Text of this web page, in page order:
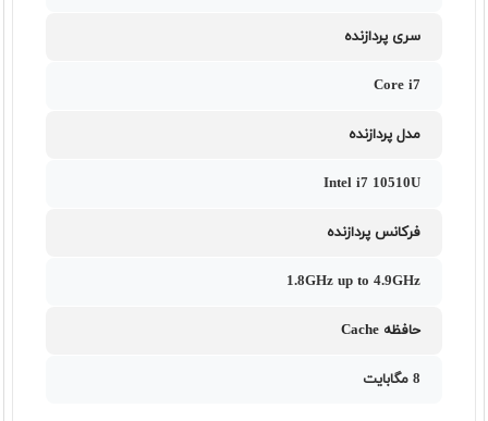
سری پردازنده
Core i7
مدل پردازنده
Intel i7 10510U
فرکانس پردازنده
1.8GHz up to 4.9GHz
حافظه Cache
8 مگابایت